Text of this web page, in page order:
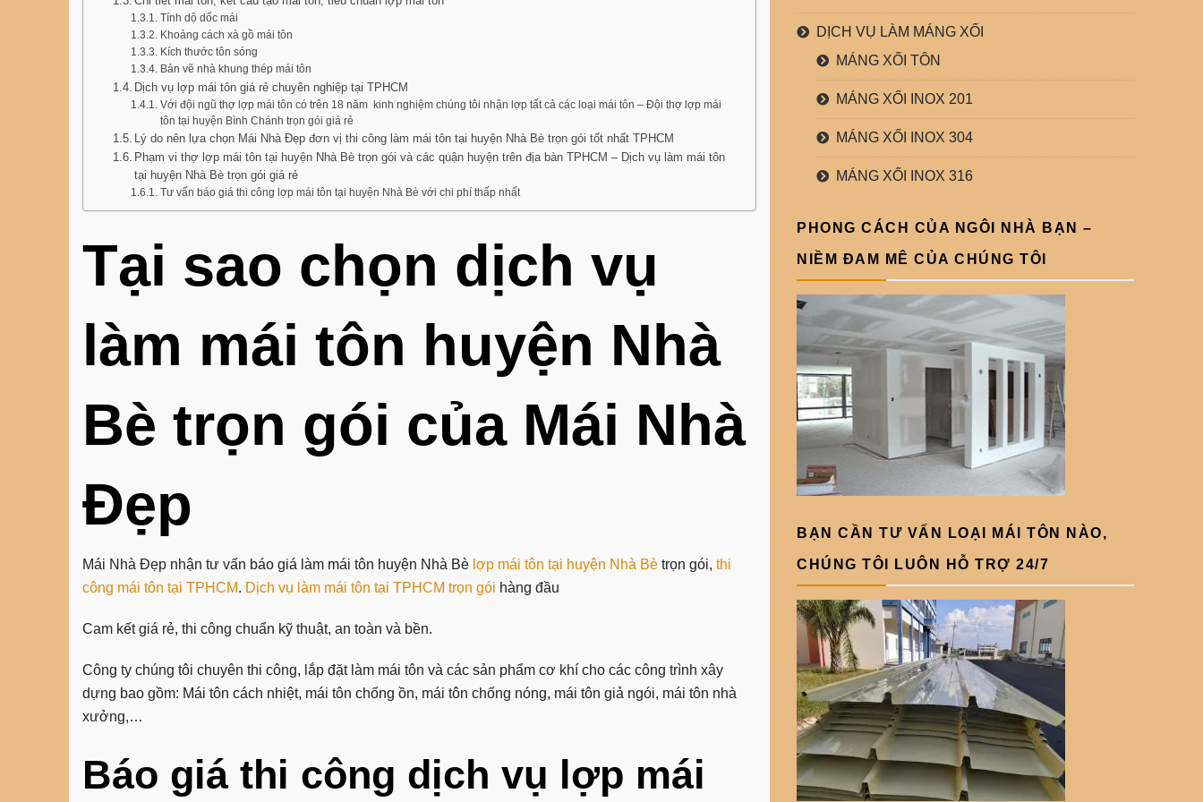
Tính dộ dốc mái
Khoảng cách xà gồ mái tôn
Kích thước tôn sóng
Bản vẽ nhà khung thép mái tôn
Dịch vụ lợp mái tôn giá rẻ chuyên nghiệp tại TPHCM
Với đội ngũ thợ lợp mái tôn có trên 18 năm kinh nghiệm chúng tôi nhận lợp tất cả các loại mái tôn – Đội thợ lợp mái
tôn tại huyện Bình Chánh trọn gói giá rẻ
Lý do nên lựa chọn Mái Nhà Đẹp đơn vị thi công làm mái tôn tại huyện Nhà Bè trọn gói tốt nhất TPHCM
Phạm vi thợ lợp mái tôn tại huyện Nhà Bè trọn gói và các quận huyện trên địa bàn TPHCM – Dịch vụ làm mái tôn
tại huyện Nhà Bè trọn gói giá rẻ
Tư vấn báo giá thi công lợp mái tôn tại huyện Nhà Bè với chi phí thấp nhất
Tại sao chọn dịch vụ
làm mái tôn huyện Nhà
Bè trọn gói của Mái Nhà
Đẹp
Mái Nhà Đẹp nhận tư vấn báo giá làm mái tôn huyện Nhà Bè lợp mái tôn tại huyện Nhà Bè trọn gói, thi
công mái tôn tại TPHCM. Dịch vụ làm mái tôn tại TPHCM trọn gói hàng đầu
Cam kết giá rẻ, thi công chuẩn kỹ thuật, an toàn và bền.
Công ty chúng tôi chuyên thi công, lắp đặt làm mái tôn và các sản phẩm cơ khí cho các công trình xây
dựng bao gồm: Mái tôn cách nhiệt, mái tôn chống ồn, mái tôn chống nóng, mái tôn giả ngói, mái tôn nhà
xưởng,…
Báo giá thi công dịch vụ lợp mái
DỊCH VỤ LÀM MÁNG XỐI
MÁNG XỐI TÔN
MÁNG XỐI INOX 201
MÁNG XỐI INOX 304
MÁNG XỐI INOX 316
PHONG CÁCH CỦA NGÔI NHÀ BẠN –
NIỀM ĐAM MÊ CỦA CHÚNG TÔI
BẠN CẦN TƯ VẤN LOẠI MÁI TÔN NÀO,
CHÚNG TÔI LUÔN HỖ TRỢ 24/7